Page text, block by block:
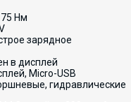
Нм
зарядное
в дисплей
Micro-USB
гидравлические